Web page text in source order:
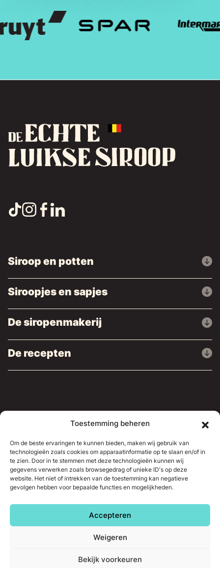
Toestemming beheren
Om de beste ervaringen te kunnen bieden, maken wij gebruik van
technologieën zoals cookies om apparaatinformatie op te slaan en/of in
te zien. Door in te stemmen met deze technologieën kunnen wij
gegevens verwerken zoals browsegedrag of unieke ID's op deze
website. Het niet of intrekken van de toestemming kan negatieve
gevolgen hebben voor bepaalde functies en mogelijkheden.
Accepteren
Weigeren
Bekijk voorkeuren
Siroop en potten
Siroopjes en sapjes
De siropenmakerij
De recepten
Neem contact op
© 2026 - Siroop uit Luik.Website en
webmarketingstrategie gerealiseerd door LOCALISY